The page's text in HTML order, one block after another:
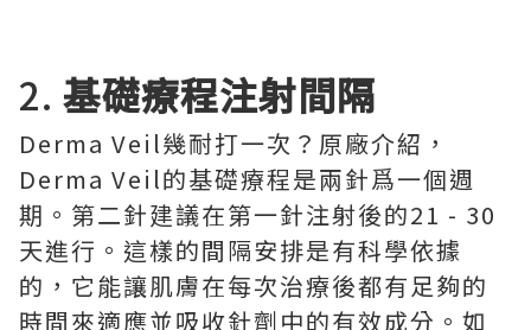
2. 基礎療程注射間隔
Derma Veil幾耐打一次？原廠介紹，
Derma Veil的基礎療程是兩針爲一個週
期。第二針建議在第一針注射後的21 - 30
天進行。這樣的間隔安排是有科學依據
的，它能讓肌膚在每次治療後都有足夠的
時間來適應並吸收針劑中的有效成分。如